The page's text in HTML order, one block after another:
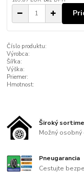
Číslo produktu:
Výrobca:
Šířka:
Výška:
Priemer:
Hmotnost:
Široký
Možný
Pneugarancia
Cestujte